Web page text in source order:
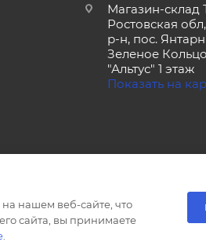
Магазин-склад
Ростовская
р-н, пос.
Зеленое
"Альтус" 1 этаж
Показать на
нашем веб-сайте, что
сайта, вы принимаете